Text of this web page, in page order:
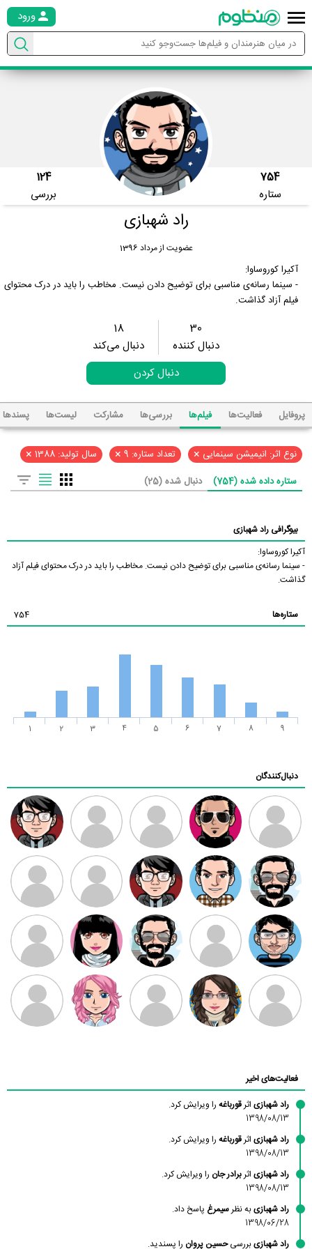
ورود
754
ستاره
124
بررسی
راد شهبازی
عضویت از مرداد 1396
آکیرا کوروساوا:
- سینما رسانه‌ی مناسبی برای توضیح دادن نیست. مخاطب را باید در درک محتوای
فیلم آزاد گذاشت.
30
دنبال کننده
18
دنبال می‌کند
دنبال کردن
پروفایل فعالیت‌ها فیلم‌ها بررسی‌ها مشارکت لیست‌ها پسند‌ها
نوع اثر: انیمیشن سینمایی × تعداد ستاره: 9 × سال تولید: 1388 ×
ستاره داده شده (754) دنبال شده (25)
بیوگرافی راد شهبازی
آکیرا کوروساوا:
- سینما رسانه‌ی مناسبی برای توضیح دادن نیست. مخاطب را باید در درک محتوای فیلم آزاد
گذاشت.
ستاره‌ها 754
1 2 3 4 5 6 7 8 9
دنبال‌کنندگان
ممدرضا رضا کاظمی زهرا ~ ابتین
سید محمد
موسوی
مهدی فرهمند مهدی سلطانی داود رضیی
طرفدار میلی
بابی براون
کیوان کیانی
سامان راحمی امیردلتا امیروو ملیکا منتظری عارفه داستانپور
فعالیت‌های اخیر
راد شهبازی اثرقورباغه را ویرایش کرد.
1398/08/13
راد شهبازی اثرقورباغه را ویرایش کرد.
1398/08/13
راد شهبازی اثربرادر جان را ویرایش کرد.
1398/08/13
راد شهبازیبه نظرسیمرغ پاسخ داد.
1398/06/28
راد شهبازیبررسیحسین پروان را پسندید.